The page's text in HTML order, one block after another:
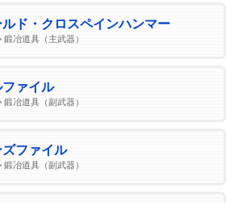
ド・クロスペインハンマー
冶道具（主武器）
ァイル
冶道具（副武器）
ファイル
冶道具（副武器）